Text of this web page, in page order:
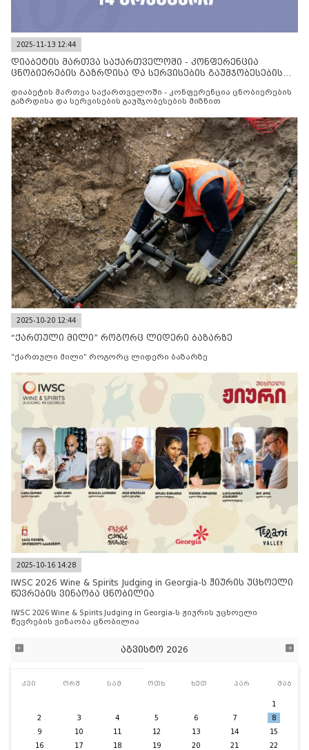
2025-11-13 12:44
დიაბეტის მართვა საქართველოში - კონფერენცია
ცნობიერების გაზრდისა და სერვისების გაუმჯობესების
დიაბეტის მართვა საქართველოში - კონფერენცია ცნობიერების
გაზრდისა და სერვისების გაუმჯობესების მიზნით
2025-10-20 12:44
“ქართული მილი” როგორც ლიდერი ბაზარზე
“ქართული მილი” როგორც ლიდერი ბაზარზე
2025-10-16 14:28
IWSC 2026 Wine & Spirits Judging in Georgia-ს ჟიურის უცხოელი
წევრების ვინაობა ცნობილია
IWSC 2026 Wine & Spirits Judging in Georgia-ს ჟიურის უცხოელი
წევრების ვინაობა ცნობილია
აგვისტო 2026
კვი ორშ სამ ოთხ ხუთ პარ შაბ
1
2
3 4 5 6 7
8
9
10 11 12 13 14
15
16
17 18 19 20 21
22